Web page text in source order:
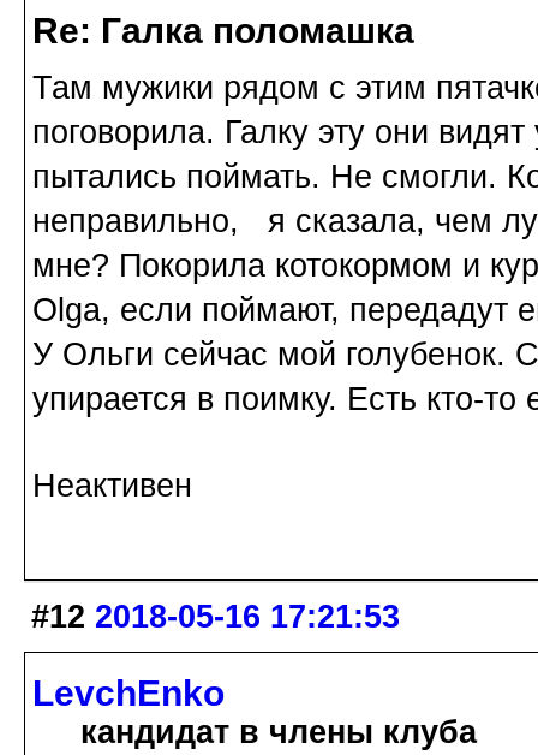
Re: Галка поломашка
Там мужики рядом с этим
поговорила. Галку эту они
пытались поймать. Не смогли.
неправильно, я сказала, чем
мне? Покорила котокормом и
Olga, если поймают, передадут
У Ольги сейчас мой голубенок.
упирается в поимку. Есть кто-
Неактивен
#12 2018-05-16 17:21:53
LevchEnko
кандидат в члены клуба